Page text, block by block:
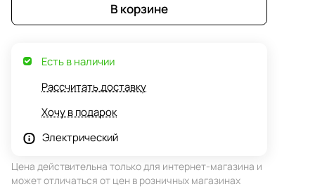
В корзине
Есть в наличии
Рассчитать доставку
Хочу в подарок
Электрический
Цена действительна только для интернет-магазина и
может отличаться от цен в розничных магазинах